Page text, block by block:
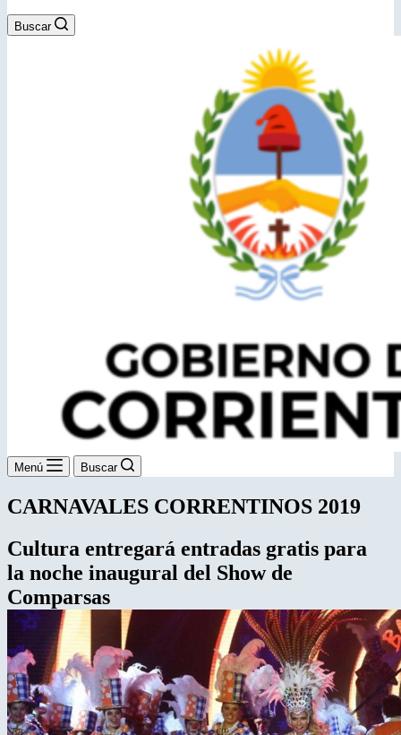
Buscar
Menú Buscar
CARNAVALES CORRENTINOS 2019
Cultura entregará entradas gratis para
la noche inaugural del Show de
Comparsas